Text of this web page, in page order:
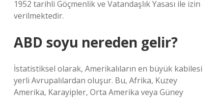
1952 tarihli Göçmenlik ve Vatandaşlık Yasası ile izin
verilmektedir.
ABD soyu nereden gelir?
İstatistiksel olarak, Amerikalıların en büyük kabilesi
yerli Avrupalılardan oluşur. Bu, Afrika, Kuzey
Amerika, Karayipler, Orta Amerika veya Güney